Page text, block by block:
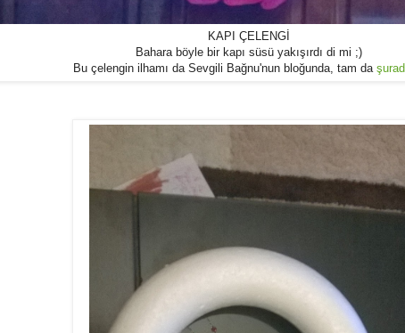
KAPI ÇELENGİ
Bahara böyle bir kapı süsü yakışırdı di mi ;)
Bu çelengin ilhamı da Sevgili Bağnu'nun bloğunda, tam da